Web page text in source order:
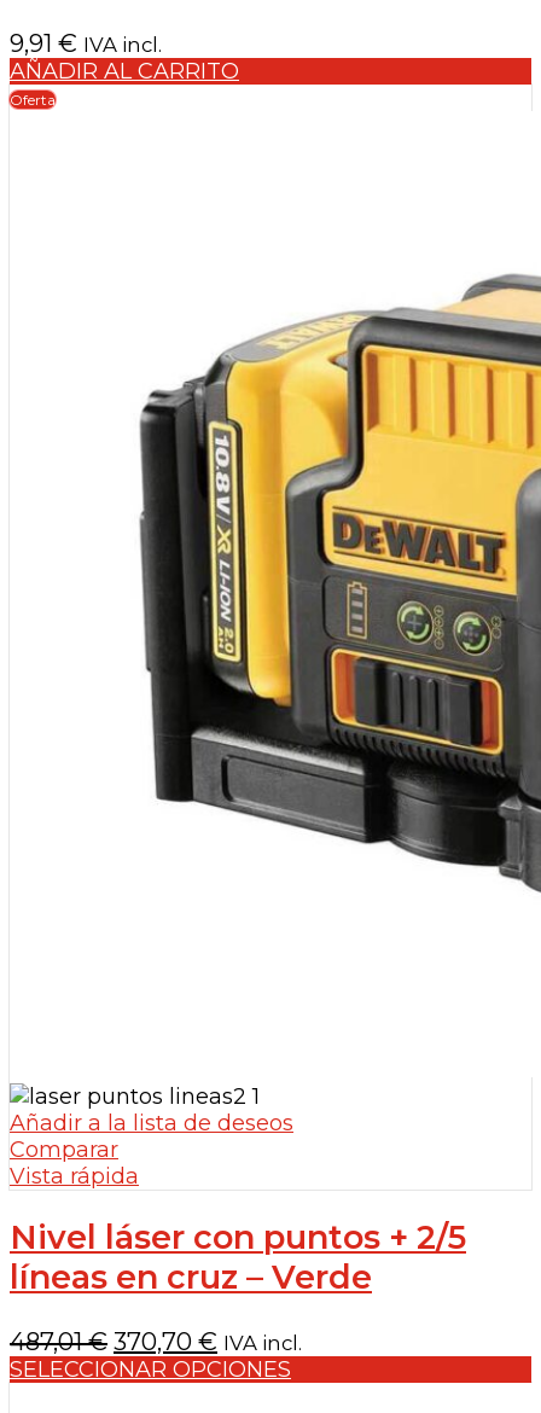
9,91 € IVA incl.
AÑADIR AL CARRITO
Oferta
Añadir a la lista de deseos
Comparar
Vista rápida
Nivel láser con puntos + 2/5
líneas en cruz – Verde
487,01€ El
precio
370,70 € El
precio
IVA incl.
SELECCIONAR OPCIONES